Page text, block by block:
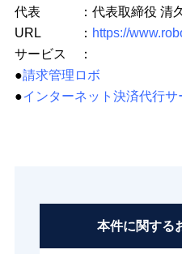
代表 ：代表取締役 清
URL ： https://
サービス ：
●請求管理ロボ
●インターネット決済代行サ
本件に関する